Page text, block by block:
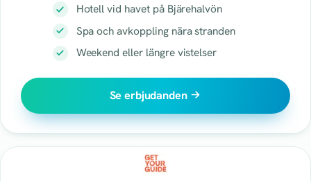
Hotell vid havet på Bjärehalvön
Spa och avkoppling nära stranden
Weekend eller längre vistelser
Se erbjudanden